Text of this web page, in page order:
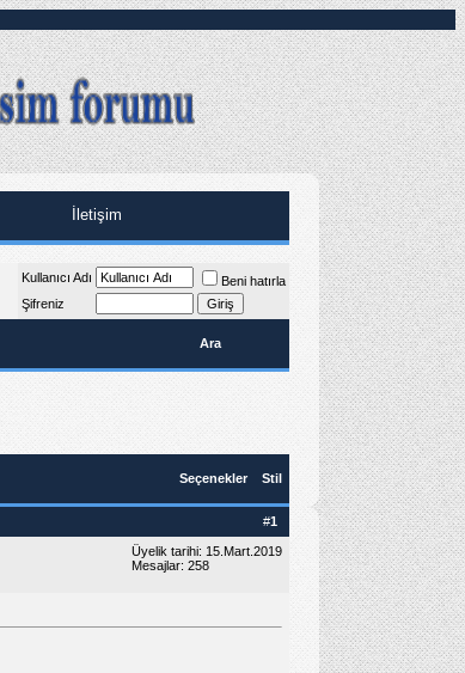
İletişim
Kullanıcı Adı
Beni hatırla
Şifreniz
Ara
Seçenekler Stil
#1
Üyelik tarihi: 15.Mart.2019
Mesajlar: 258